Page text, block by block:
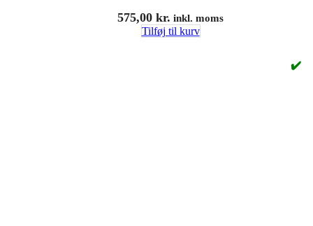
575,00 kr. inkl. moms
Tilføj til kurv
✔️